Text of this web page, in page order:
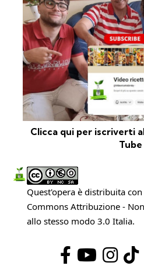
Clicca qui per iscriverti
Tube
Quest'opera è distribuita con
Commons Attribuzione -
allo stesso modo 3.0 Italia.